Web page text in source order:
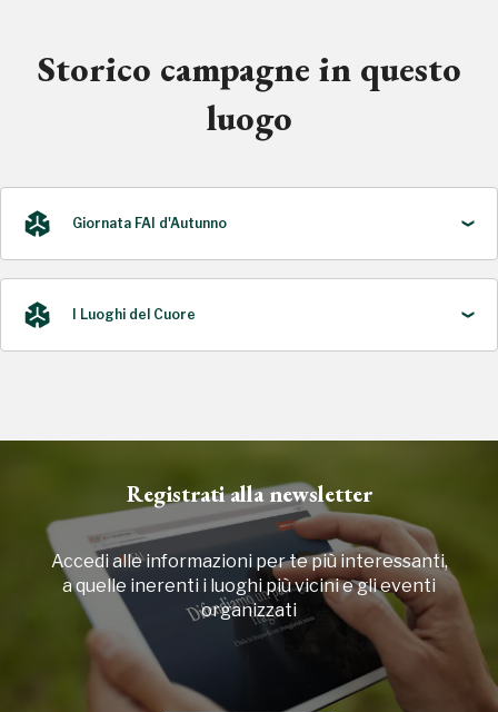
Storico campagne in questo
luogo
Giornata FAI d'Autunno
I Luoghi del Cuore
Registrati alla newsletter
Accedi alle informazioni per te più interessanti,
a quelle inerenti i luoghi più vicini e gli eventi
organizzati